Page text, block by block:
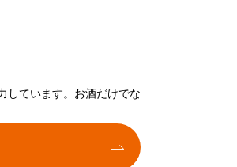
しています。お酒だけでな